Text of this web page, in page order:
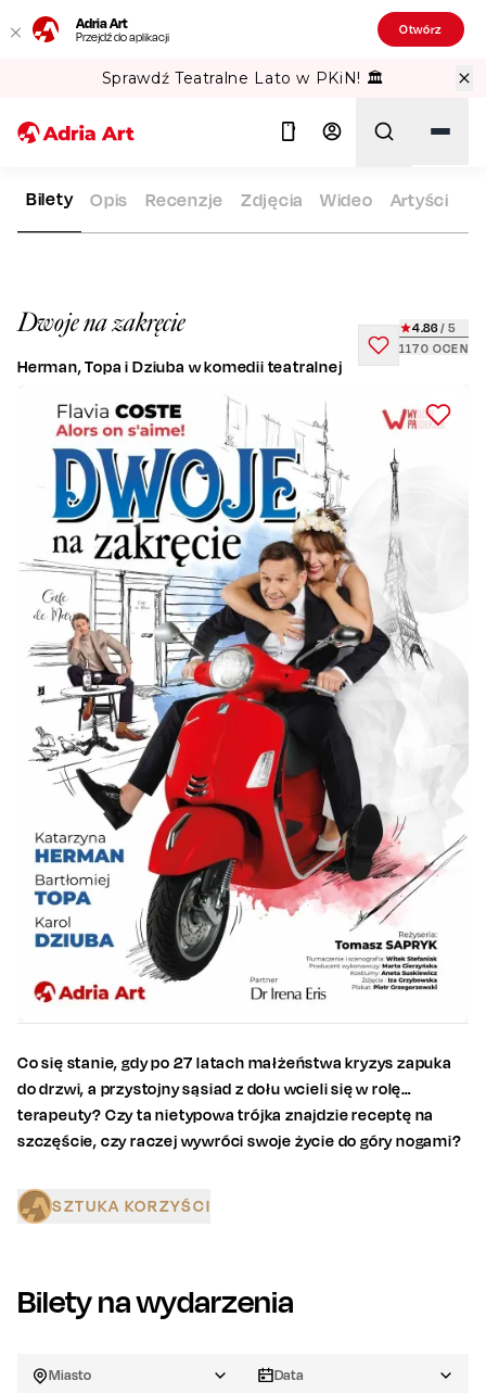
Adria Art
Przejdź do aplikacji Otwórz
Sprawdź Teatralne Lato w PKiN! 🏛️
ADRIA ART REPERTUAR DWOJE NA ZAKRĘCIE
Dwoje na zakręcie
Herman, Topa i Dziuba w komedii teatralnej
1170 OCEN
4.86/ 5
Bilety Opis Recenzje Zdjęcia Wideo Artyści
Co się stanie, gdy po 27 latach małżeństwa kryzys zapuka
do drzwi, a przystojny sąsiad z dołu wcieli się w rolę…
terapeuty? Czy ta nietypowa trójka znajdzie receptę na
szczęście, czy raczej wywróci swoje życie do góry nogami?
SZTUKA KORZYŚCI
Bilety na wydarzenia
Miasto Data